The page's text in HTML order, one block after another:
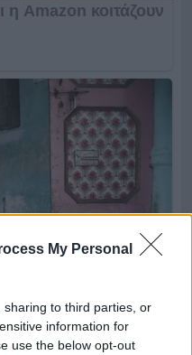
My Personal
to third parties, or
information for
use the below opt-out